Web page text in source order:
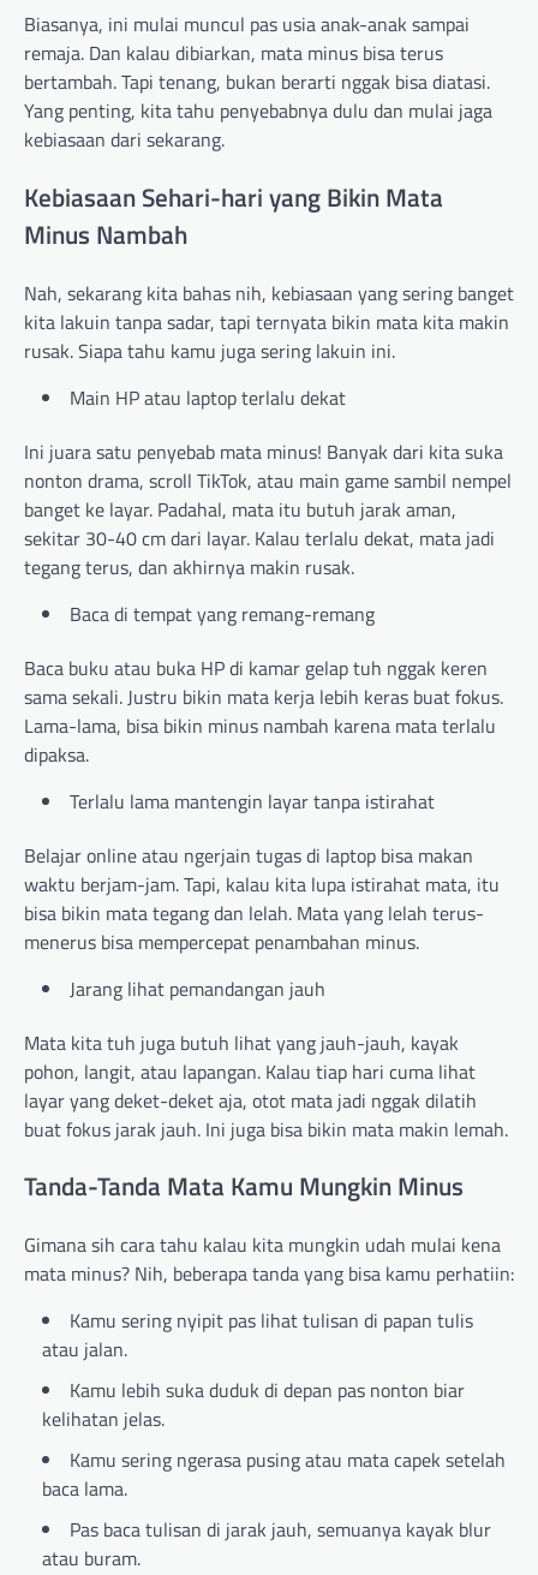
Biasanya, ini mulai muncul pas usia anak-anak sampai
remaja. Dan kalau dibiarkan, mata minus bisa terus
bertambah. Tapi tenang, bukan berarti nggak bisa diatasi.
Yang penting, kita tahu penyebabnya dulu dan mulai jaga
kebiasaan dari sekarang.
Kebiasaan Sehari-hari yang Bikin Mata
Minus Nambah
Nah, sekarang kita bahas nih, kebiasaan yang sering banget
kita lakuin tanpa sadar, tapi ternyata bikin mata kita makin
rusak. Siapa tahu kamu juga sering lakuin ini.
Main HP atau laptop terlalu dekat
Ini juara satu penyebab mata minus! Banyak dari kita suka
nonton drama, scroll TikTok, atau main game sambil nempel
banget ke layar. Padahal, mata itu butuh jarak aman,
sekitar 30-40 cm dari layar. Kalau terlalu dekat, mata jadi
tegang terus, dan akhirnya makin rusak.
Baca di tempat yang remang-remang
Baca buku atau buka HP di kamar gelap tuh nggak keren
sama sekali. Justru bikin mata kerja lebih keras buat fokus.
Lama-lama, bisa bikin minus nambah karena mata terlalu
dipaksa.
Terlalu lama mantengin layar tanpa istirahat
Belajar online atau ngerjain tugas di laptop bisa makan
waktu berjam-jam. Tapi, kalau kita lupa istirahat mata, itu
bisa bikin mata tegang dan lelah. Mata yang lelah terus-
menerus bisa mempercepat penambahan minus.
Jarang lihat pemandangan jauh
Mata kita tuh juga butuh lihat yang jauh-jauh, kayak
pohon, langit, atau lapangan. Kalau tiap hari cuma lihat
layar yang deket-deket aja, otot mata jadi nggak dilatih
buat fokus jarak jauh. Ini juga bisa bikin mata makin lemah.
Tanda-Tanda Mata Kamu Mungkin Minus
Gimana sih cara tahu kalau kita mungkin udah mulai kena
mata minus? Nih, beberapa tanda yang bisa kamu perhatiin:
Kamu sering nyipit pas lihat tulisan di papan tulis
atau jalan.
Kamu lebih suka duduk di depan pas nonton biar
kelihatan jelas.
Kamu sering ngerasa pusing atau mata capek setelah
baca lama.
Pas baca tulisan di jarak jauh, semuanya kayak blur
atau buram.